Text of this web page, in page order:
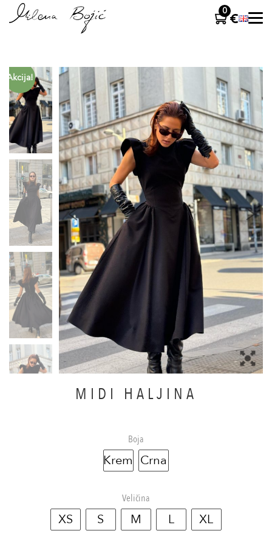
0
Akcija!
MIDI HALJINA
Boja
Krem Crna
Veličina
XS S M L XL